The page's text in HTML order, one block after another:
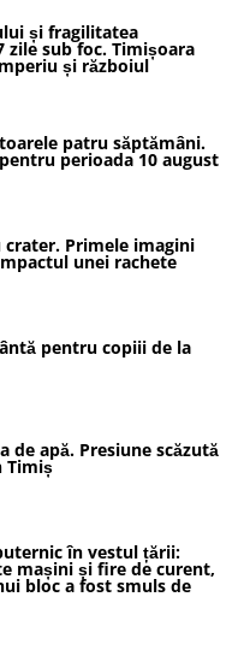
și fragilitatea
zile sub foc. Timișoara
și războiul
patru săptămâni.
perioada 10 august
crater. Primele imagini
unei rachete
pentru copiii de la
de apă. Presiune scăzută
Timiș
în vestul țării:
mașini și fire de curent,
bloc a fost smuls de